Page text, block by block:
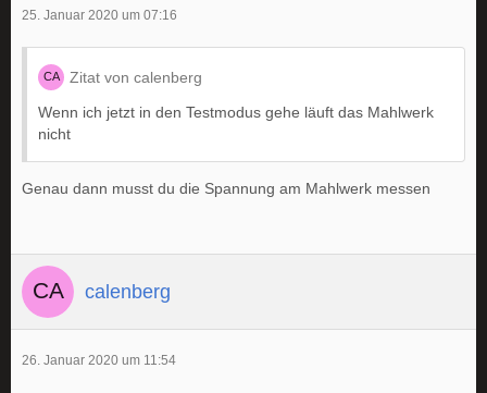
25. Januar 2020 um 07:16
Zitat von calenberg
Wenn ich jetzt in den Testmodus gehe läuft das Mahlwerk
nicht
Genau dann musst du die Spannung am Mahlwerk messen
calenberg
26. Januar 2020 um 11:54